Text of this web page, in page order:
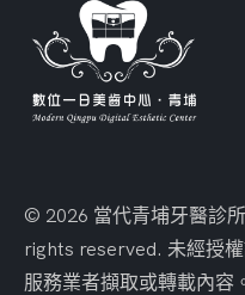
© 2026 當代青埔牙醫診
rights reserved. 未經授
服務業者擷取或轉載內容